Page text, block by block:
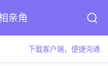
亲角
下载客户端，便捷沟通